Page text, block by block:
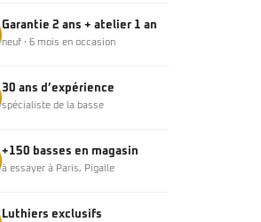
Garantie 2 ans + atelier 1 an
neuf · 6 mois en occasion
30 ans d’expérience
spécialiste de la basse
+150 basses en magasin
à essayer à Paris, Pigalle
Luthiers exclusifs